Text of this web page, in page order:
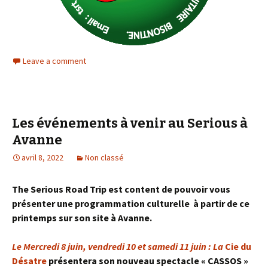
Leave a comment
Les événements à venir au Serious à
Avanne
avril 8, 2022 Non classé
The Serious Road Trip est content de pouvoir vous
présenter une programmation culturelle à partir de ce
printemps sur son site à Avanne.
Le Mercredi 8 juin, vendredi 10 et samedi 11 juin: La Cie du
Désatre présentera son nouveau spectacle « CASSOS »